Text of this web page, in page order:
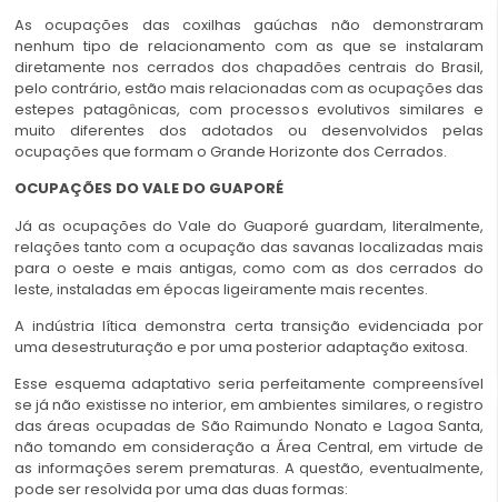
As ocupações das coxilhas gaúchas não demonstraram
nenhum tipo de relacionamento com as que se instalaram
diretamente nos cerrados dos chapadões centrais do Brasil,
pelo contrário, estão mais relacionadas com as ocupações das
estepes patagônicas, com processos evolutivos similares e
muito diferentes dos adotados ou desenvolvidos pelas
ocupações que formam o Grande Horizonte dos Cerrados.
OCUPAÇÕES DO VALE DO GUAPORÉ
Já as ocupações do Vale do Guaporé guardam, literalmente,
relações tanto com a ocupação das savanas localizadas mais
para o oeste e mais antigas, como com as dos cerrados do
leste, instaladas em épocas ligeiramente mais recentes.
A indústria lítica demonstra certa transição evidenciada por
uma desestruturação e por uma posterior adaptação exitosa.
Esse esquema adaptativo seria perfeitamente compreensível
se já não existisse no interior, em ambientes similares, o registro
das áreas ocupadas de São Raimundo Nonato e Lagoa Santa,
não tomando em consideração a Área Central, em virtude de
as informações serem prematuras. A questão, eventualmente,
pode ser resolvida por uma das duas formas: